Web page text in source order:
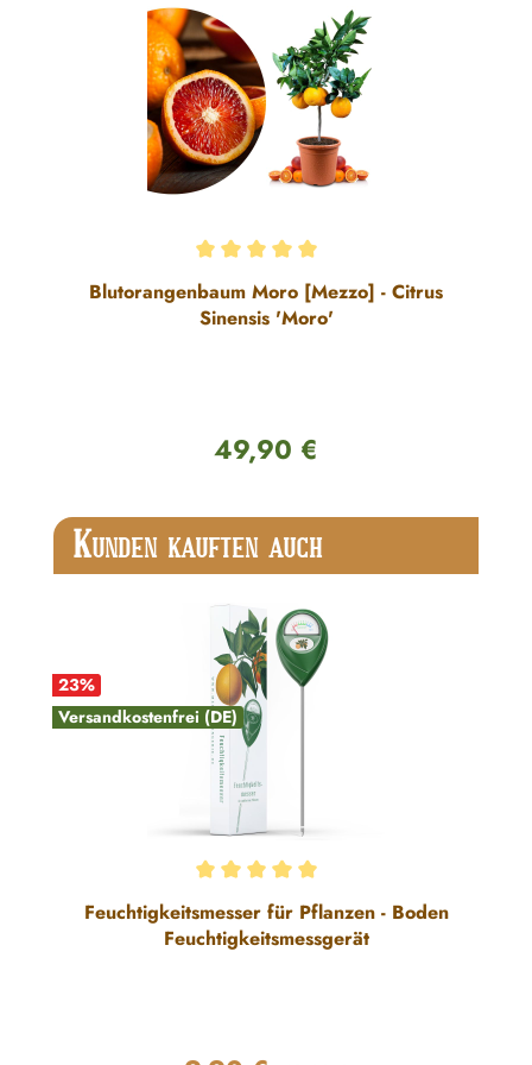
Durchschnittliche Bewertung von 5 von 5 Sternen
Blutorangenbaum Moro [Mezzo] - Citrus
Sinensis 'Moro'
Regulärer Preis:
49,90 €
Produktgalerie überspringen
KUNDEN KAUFTEN AUCH
23%
Versandkostenfrei (DE)
Durchschnittliche Bewertung von 5 von 5 Sternen
Feuchtigkeitsmesser für Pflanzen - Boden
Feuchtigkeitsmessgerät